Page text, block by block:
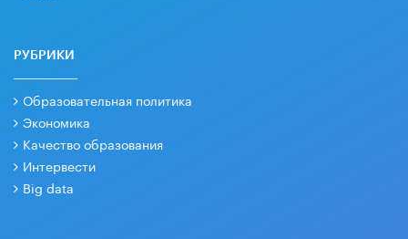
РУБРИКИ
Образовательная политика
Экономика
Качество образования
Интервести
Big data